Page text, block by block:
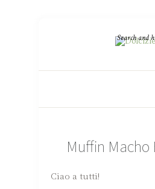
Muffin
Ciao a tutti!